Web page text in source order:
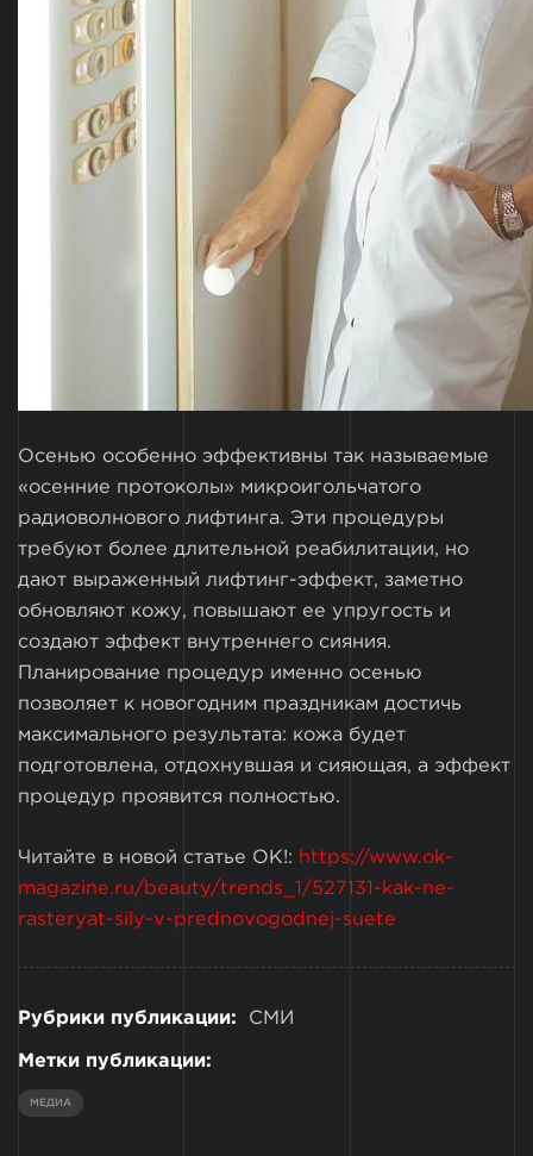
Осенью особенно эффективны так называемые
«осенние протоколы» микроигольчатого
радиоволнового лифтинга. Эти процедуры
требуют более длительной реабилитации, но
дают выраженный лифтинг-эффект, заметно
обновляют кожу, повышают ее упругость и
создают эффект внутреннего сияния.
Планирование процедур именно осенью
позволяет к новогодним праздникам достичь
максимального результата: кожа будет
подготовлена, отдохнувшая и сияющая, а эффект
процедур проявится полностью.
Читайте в новой статье OK!: https://www.ok-
magazine.ru/beauty/trends_1/527131-kak-ne-
rasteryat-sily-v-prednovogodnej-suete
Рубрики публикации: СМИ
Метки публикации:
МЕДИА